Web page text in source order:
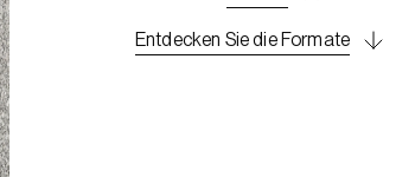
Entdecken Sie die Formate